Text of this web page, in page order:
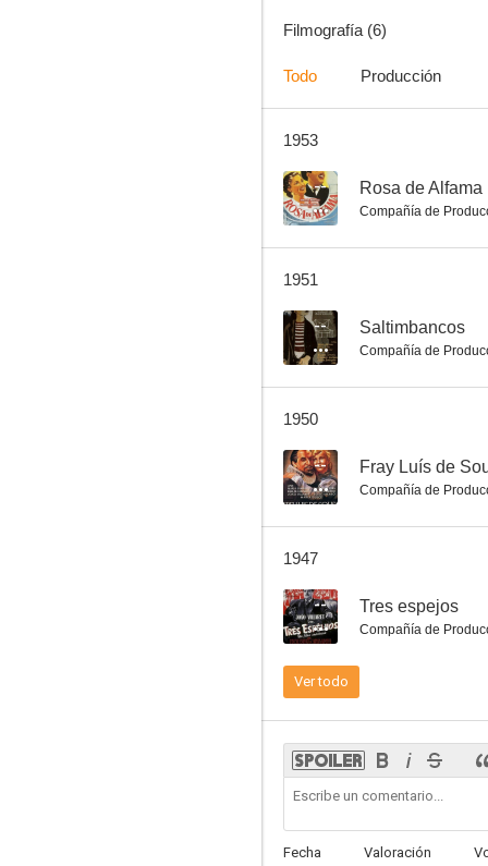
Filmografía (6)
Todo Producción
1953
-- Rosa de Alfama
Compañía de
1951
-- Saltimbancos
Compañía de
1950
-- Fray Luís de
Compañía de
1947
-- Tres espejos
Compañía de
Ver todo
Fecha Valoración